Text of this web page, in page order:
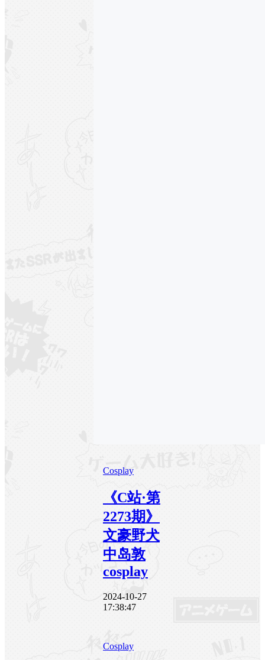
Cosplay
《C站·第
2273期》
文豪野犬
中岛敦
cosplay
2024-10-27
17:38:47
Cosplay